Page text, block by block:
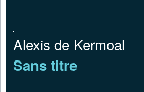
Alexis de Kermoal
Sans titre